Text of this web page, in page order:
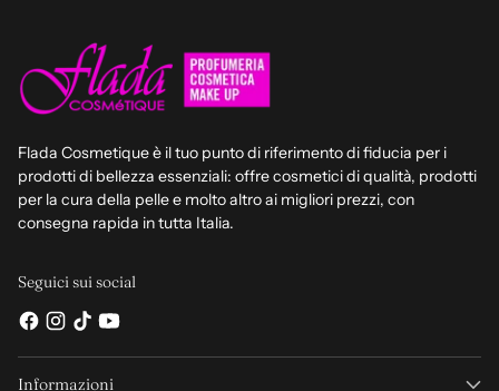
Flada Cosmetique è il tuo punto di riferimento di fiducia per i
prodotti di bellezza essenziali: offre cosmetici di qualità, prodotti
per la cura della pelle e molto altro ai migliori prezzi, con
consegna rapida in tutta Italia.
Seguici sui social
Informazioni